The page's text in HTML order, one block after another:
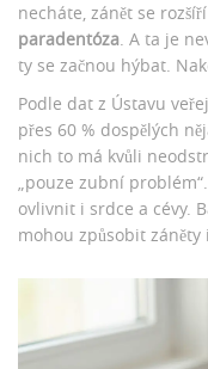
necháte, zánět se
paradentóza. A ta je
ty se začnou hýbat.
Podle dat z Ústavu
přes 60 % dospělých
nich to má kvůli
„pouze zubní
ovlivnit i srdce a cévy.
mohou způsobit